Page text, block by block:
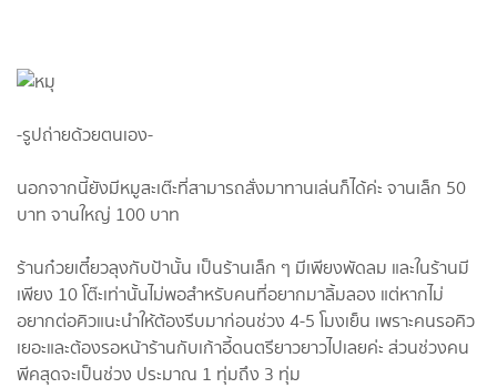
-รูปถ่ายด้วยตนเอง-
นอกจากนี้ยังมีหมูสะเต๊ะที่สามารถสั่งมาทานเล่นก็ได้ค่ะ จานเล็ก 50
บาท จานใหญ่ 100 บาท
ร้านก๋วยเตี๋ยวลุงกับป้านั้น เป็นร้านเล็ก ๆ มีเพียงพัดลม และในร้านมี
เพียง 10 โต๊ะเท่านั้นไม่พอสำหรับคนที่อยากมาลิ้มลอง แต่หากไม่
อยากต่อคิวแนะนำให้ต้องรีบมาก่อนช่วง 4-5 โมงเย็น เพราะคนรอคิว
เยอะและต้องรอหน้าร้านกับเก้าอี้ดนตรียาวยาวไปเลยค่ะ ส่วนช่วงคน
พีคสุดจะเป็นช่วง ประมาณ 1 ทุ่มถึง 3 ทุ่ม